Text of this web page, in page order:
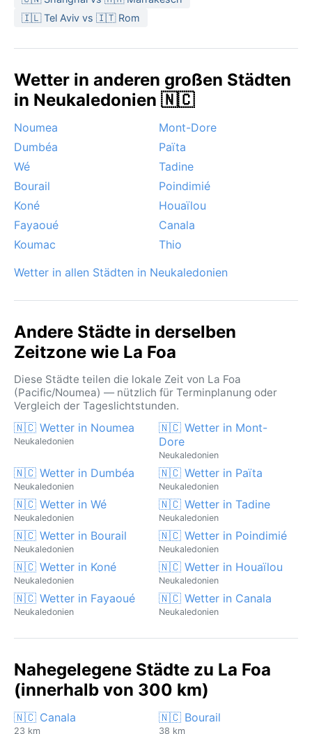
🇮🇱 Tel Aviv vs 🇮🇹 Rom
Wetter in anderen großen Städten
in Neukaledonien 🇳🇨
Noumea
Mont-Dore
Dumbéa
Païta
Wé
Tadine
Bourail
Poindimié
Koné
Houaïlou
Fayaoué
Canala
Koumac
Thio
Wetter in allen Städten in Neukaledonien
Andere Städte in derselben
Zeitzone wie La Foa
Diese Städte teilen die lokale Zeit von La Foa
(Pacific/Noumea) — nützlich für Terminplanung oder
Vergleich der Tageslichtstunden.
🇳🇨 Wetter in Noumea
Neukaledonien
🇳🇨 Wetter in Mont-
Dore
Neukaledonien
🇳🇨 Wetter in Dumbéa
Neukaledonien
🇳🇨 Wetter in Païta
Neukaledonien
🇳🇨 Wetter in Wé
Neukaledonien
🇳🇨 Wetter in Tadine
Neukaledonien
🇳🇨 Wetter in Bourail
Neukaledonien
🇳🇨 Wetter in Poindimié
Neukaledonien
🇳🇨 Wetter in Koné
Neukaledonien
🇳🇨 Wetter in Houaïlou
Neukaledonien
🇳🇨 Wetter in Fayaoué
Neukaledonien
🇳🇨 Wetter in Canala
Neukaledonien
Nahegelegene Städte zu La Foa
(innerhalb von 300 km)
🇳🇨 Canala
23 km
🇳🇨 Bourail
38 km